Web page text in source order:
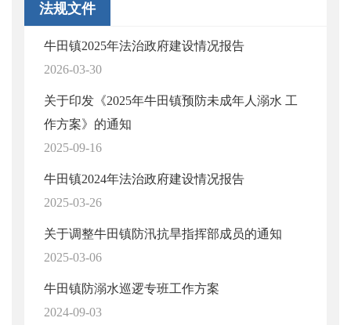
法规文件
牛田镇2025年法治政府建设情况报告
2026-03-30
关于印发《2025年牛田镇预防未成年人溺水 工
作方案》的通知
2025-09-16
牛田镇2024年法治政府建设情况报告
2025-03-26
关于调整牛田镇防汛抗旱指挥部成员的通知
2025-03-06
牛田镇防溺水巡逻专班工作方案
2024-09-03